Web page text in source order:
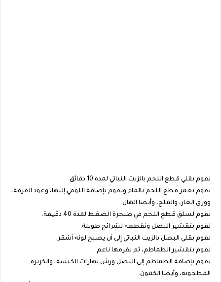
نقوم بقلي قطع اللحم بالزيت النباتي لمدة 10 دقائق.
نقوم بغمر قطع اللحم بالماء ونقوم بإضافة اللومي إليها، وعود القرفة،
وورق الغار، والملح، وأيضا الهال.
نقوم لسلق قطع اللحم في طنجرة الضغط لمدة 40 دقيقة.
نقوم بتقشير البصل ونقطعه لشرائح طويلة.
نقوم بقلي البصل بالزيت النباتي إلى أن يصبح لونه أشقر.
نقوم بتقشير الطماطم، ثم نفرمها ناعم.
نقوم بإضافة الطماطم إلى البصل ورش بهارات الكبسة، والكزبرة
المطحونة، وأيضا الكمون.